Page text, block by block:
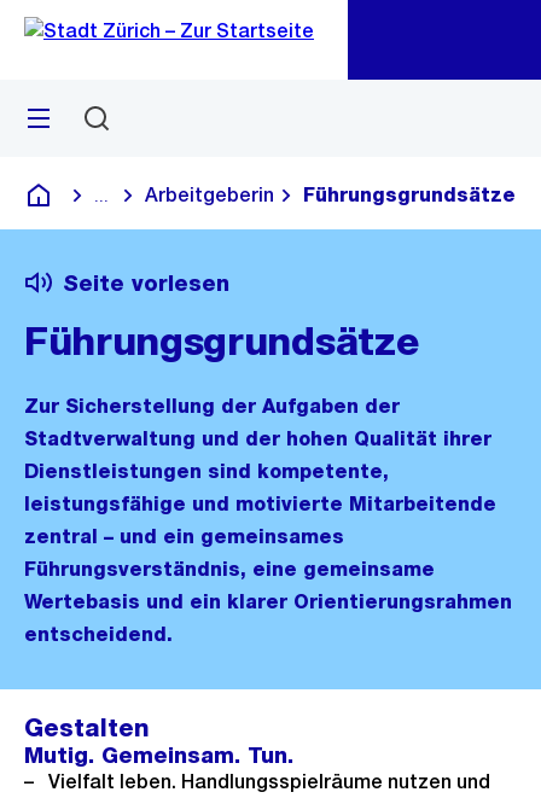
Navigation
Sprunglink
Menü
Deutsch
Blende alle Breadcrumbs ein
Arbeitgeberin Führungsgrundsätze
Seite vorlesen
Führungsgrundsätze
Zur Sicherstellung der Aufgaben der
Stadtverwaltung und der hohen Qualität ihrer
Dienstleistungen sind kompetente,
leistungsfähige und motivierte Mitarbeitende
zentral – und ein gemeinsames
Führungsverständnis, eine gemeinsame
Wertebasis und ein klarer Orientierungsrahmen
entscheidend.
Gestalten
Mutig. Gemeinsam. Tun.
Vielfalt leben. Handlungsspielräume nutzen und